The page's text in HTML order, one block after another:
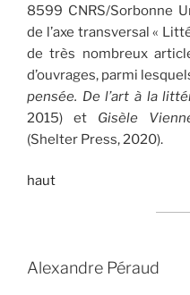
8599 CNRS/Sorbonne
de l’axe transversal «
de très nombreux
d’ouvrages, parmi
pensée. De l’art à la
2015) et Gisèle
(Shelter Press, 2020).
haut
Alexandre Péraud